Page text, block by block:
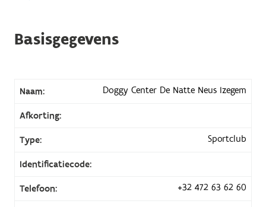
Basisgegevens
Naam: Doggy Center De Natte Neus Izegem
Afkorting:
Type: Sportclub
Identificatiecode:
Telefoon: +32 472 63 62 60